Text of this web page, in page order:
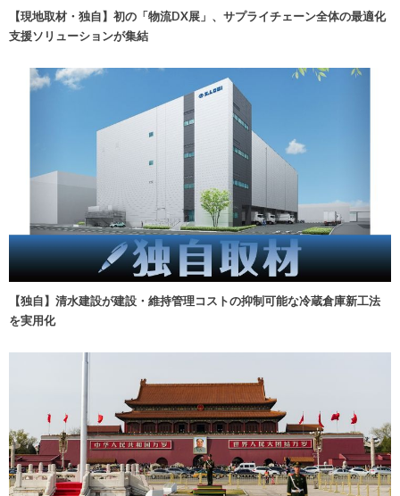
【現地取材・独自】初の「物流DX展」、サプライチェーン全体の最適化
支援ソリューションが集結
【独自】清水建設が建設・維持管理コストの抑制可能な冷蔵倉庫新工法
を実用化